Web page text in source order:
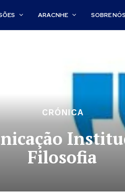
ARACNHE SOBRE NÓS
CRÓNICA
Filosofia